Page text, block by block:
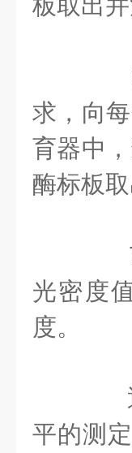
6
求，向
育器中
酶标板取
7
光密度
度。
通
平的测